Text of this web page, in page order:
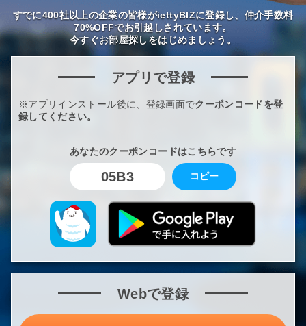
すでに400社以上の企業の皆様がiettyBIZに登録し、仲介手数料
70%OFFでお引越しされています。
今すぐお部屋探しをはじめましょう。
アプリで登録
※アプリインストール後に、登録画面でクーポンコードを登
録してください。
あなたのクーポンコードはこちらです
05B3 コピー
Webで登録